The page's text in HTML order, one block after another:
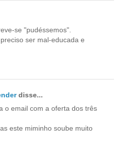
se "pudéssemos".
ser mal-educada e
disse...
o email com a oferta dos três
este miminho soube muito